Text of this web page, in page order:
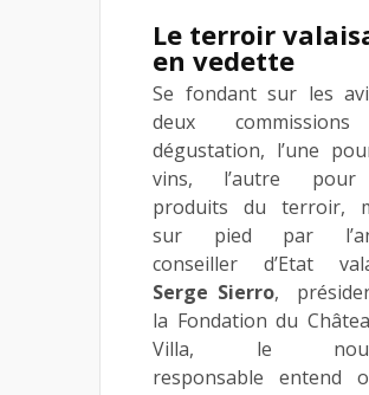
Le terroir
en vedette
Se fondant sur les
deux
dégustation, l’une
vins, l’autre
produits du terroir,
sur pied par
conseiller d’Etat
Serge Sierro,
la Fondation du
Villa, le
responsable entend